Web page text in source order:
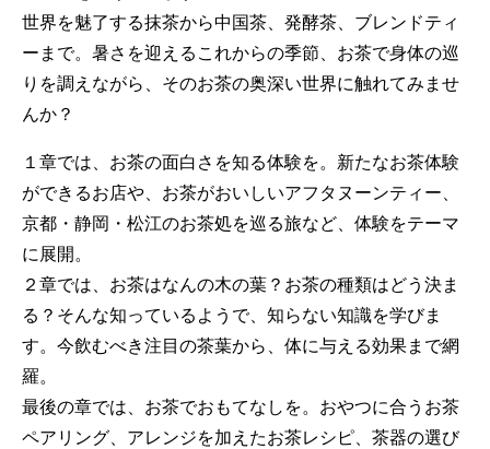
世界を魅了する抹茶から中国茶、発酵茶、ブレンドティ
ーまで。暑さを迎えるこれからの季節、お茶で身体の巡
りを調えながら、そのお茶の奥深い世界に触れてみませ
んか？
１章では、お茶の面白さを知る体験を。新たなお茶体験
ができるお店や、お茶がおいしいアフタヌーンティー、
京都・静岡・松江のお茶処を巡る旅など、体験をテーマ
に展開。
２章では、お茶はなんの木の葉？お茶の種類はどう決ま
る？そんな知っているようで、知らない知識を学びま
す。今飲むべき注目の茶葉から、体に与える効果まで網
羅。
最後の章では、お茶でおもてなしを。おやつに合うお茶
ペアリング、アレンジを加えたお茶レシピ、茶器の選び